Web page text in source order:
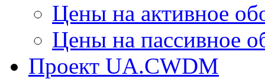
Цены на активное
Цены на пассивное
Проект UA.CWDM